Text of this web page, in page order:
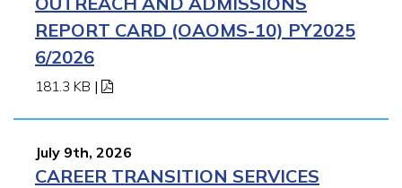
REPORT CARD (OAOMS-10) PY2025
6/2026
181.3 KB |
July 9th, 2026
CAREER TRANSITION SERVICES